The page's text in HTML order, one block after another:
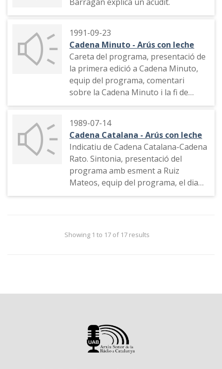
1991-09-23
Cadena Minuto - Arús con leche
Careta del programa, presentació de
la primera edició a Cadena Minuto,
equip del programa, comentari
sobre la Cadena Minuto i la fi de
l'estiu, agraïment a l'audiència, la
1989-07-14
Cadena Catalana - Arús con leche
Indicatiu de Cadena Catalana-Cadena
Rato. Sintonia, presentació del
programa amb esment a Ruiz
Mateos, equip del programa, el dia
18 de juliol a Espanya i la festa del 14
des de París).
Showing 1 to 17 of 17 results